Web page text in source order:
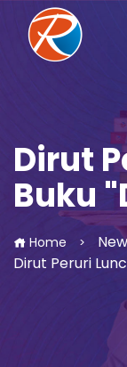
Dirut
Buku
Home >
Dirut Peruri